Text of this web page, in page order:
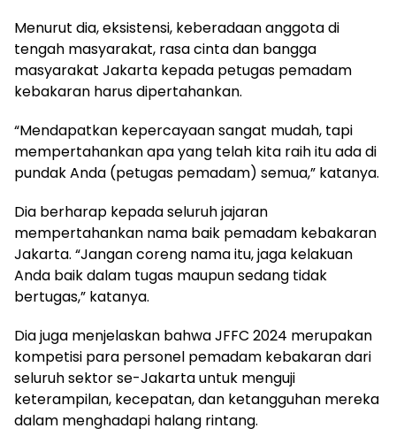
Menurut dia, eksistensi, keberadaan anggota di
tengah masyarakat, rasa cinta dan bangga
masyarakat Jakarta kepada petugas pemadam
kebakaran harus dipertahankan.
“Mendapatkan kepercayaan sangat mudah, tapi
mempertahankan apa yang telah kita raih itu ada di
pundak Anda (petugas pemadam) semua,” katanya.
Dia berharap kepada seluruh jajaran
mempertahankan nama baik pemadam kebakaran
Jakarta. “Jangan coreng nama itu, jaga kelakuan
Anda baik dalam tugas maupun sedang tidak
bertugas,” katanya.
Dia juga menjelaskan bahwa JFFC 2024 merupakan
kompetisi para personel pemadam kebakaran dari
seluruh sektor se-Jakarta untuk menguji
keterampilan, kecepatan, dan ketangguhan mereka
dalam menghadapi halang rintang.